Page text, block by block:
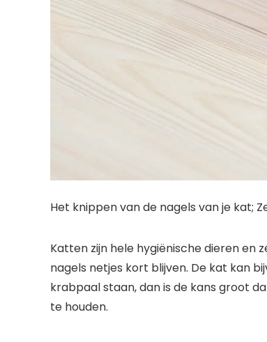
Het knippen van de nagels van je kat;
Katten zijn hele hygiënische dieren en
nagels netjes kort blijven. De kat kan
krabpaal staan, dan is de kans groot
te houden.